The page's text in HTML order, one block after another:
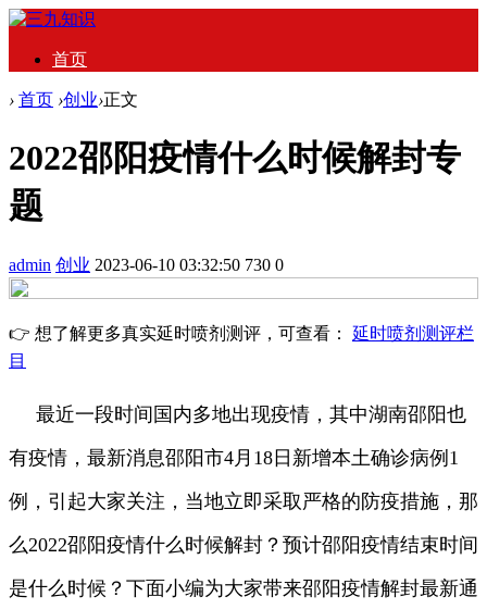
首页
› 首页 ›创业›正文
2022邵阳疫情什么时候解封专
题
admin 创业 2023-06-10 03:32:50 730 0
👉 想了解更多真实延时喷剂测评，可查看： 延时喷剂测评栏
目
最近一段时间国内多地出现疫情，其中湖南邵阳也
有疫情，最新消息邵阳市4月18日新增本土确诊病例1
例，引起大家关注，当地立即采取严格的防疫措施，那
么2022邵阳疫情什么时候解封？预计邵阳疫情结束时间
是什么时候？下面小编为大家带来邵阳疫情解封最新通